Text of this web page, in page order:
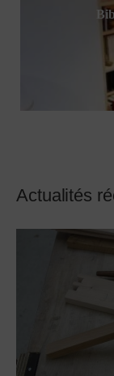
Actualités